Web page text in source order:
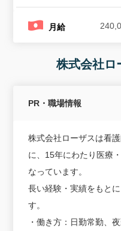
月給
株式会社ロ
PR・職場情報
株式会社ローザスは看
に、15年にわたり医療
なっています。
長い経験・実績をもと
す。
・働き方：日勤常勤、